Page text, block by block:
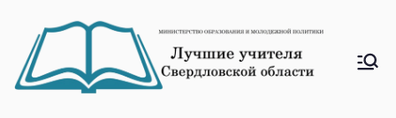
содержимому
Лучш